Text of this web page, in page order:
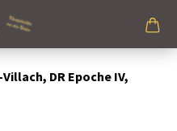
DR Epoche IV,